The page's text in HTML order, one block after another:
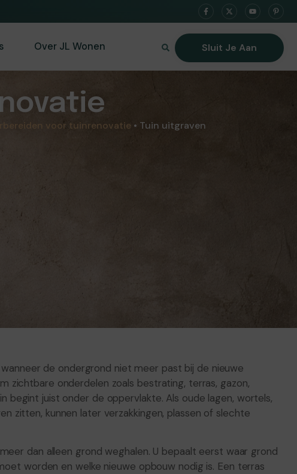
Over JL Wonen Sluit Je Aan
voor tuinrenovatie • Tuin uitgraven
de ondergrond niet meer past bij de nieuwe
zichtbare onderdelen zoals bestrating, terras, gazon,
begint juist onder de oppervlakte. Als oude lagen, wortels,
zitten, kunnen later verzakkingen, plassen of slechte
dan alleen grond weghalen. U bepaalt eerst waar grond
worden en welke nieuwe opbouw nodig is. Een terras